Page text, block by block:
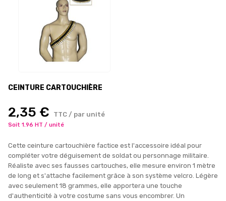
CEINTURE CARTOUCHIÈRE
2,35 € TTC / par unité
Soit 1.96 HT / unité
Cette ceinture cartouchière factice est l'accessoire idéal pour
compléter votre déguisement de soldat ou personnage militaire.
Réaliste avec ses fausses cartouches, elle mesure environ 1 mètre
de long et s'attache facilement grâce à son système velcro. Légère
avec seulement 18 grammes, elle apportera une touche
d'authenticité à votre costume sans vous encombrer. Un